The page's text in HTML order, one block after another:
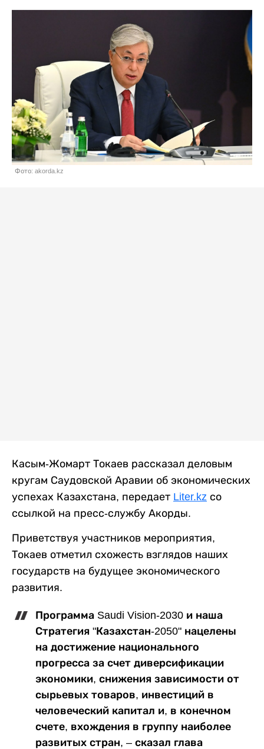
Фото: akorda.kz
Касым-Жомарт Токаев рассказал деловым
кругам Саудовской Аравии об экономических
успехах Казахстана, передает Liter.kz со
ссылкой на пресс-службу Акорды.
Приветствуя участников мероприятия,
Токаев отметил схожесть взглядов наших
государств на будущее экономического
развития.
Программа Saudi Vision-2030 и наша
Стратегия "Казахстан-2050" нацелены
на достижение национального
прогресса за счет диверсификации
экономики, снижения зависимости от
сырьевых товаров, инвестиций в
человеческий капитал и, в конечном
счете, вхождения в группу наиболее
развитых стран, – сказал глава